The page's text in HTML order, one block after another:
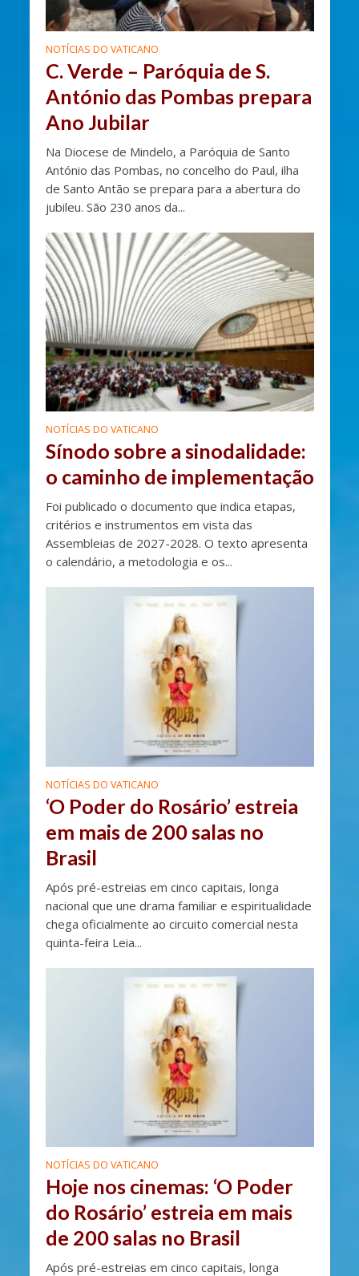
NOTÍCIAS DO VATICANO
C. Verde – Paróquia de S.
António das Pombas prepara
Ano Jubilar
Na Diocese de Mindelo, a Paróquia de Santo
António das Pombas, no concelho do Paul, ilha
de Santo Antão se prepara para a abertura do
jubileu. São 230 anos da...
NOTÍCIAS DO VATICANO
Sínodo sobre a sinodalidade:
o caminho de implementação
Foi publicado o documento que indica etapas,
critérios e instrumentos em vista das
Assembleias de 2027-2028. O texto apresenta
o calendário, a metodologia e os...
NOTÍCIAS DO VATICANO
‘O Poder do Rosário’ estreia
em mais de 200 salas no
Brasil
Após pré-estreias em cinco capitais, longa
nacional que une drama familiar e espiritualidade
chega oficialmente ao circuito comercial nesta
quinta-feira Leia...
NOTÍCIAS DO VATICANO
Hoje nos cinemas: ‘O Poder
do Rosário’ estreia em mais
de 200 salas no Brasil
Após pré-estreias em cinco capitais, longa